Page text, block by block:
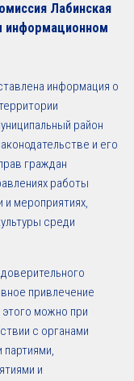
Лабинская
информационном
информация о
район
и его
граждан
работы
и мероприятиях,
среди
привлечение
можно при
с органами
и